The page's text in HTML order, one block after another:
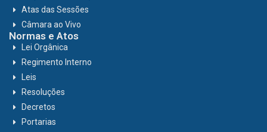
Atas das Sessões
Câmara ao Vivo
Normas e Atos
Lei Orgânica
Regimento Interno
Leis
Resoluções
Decretos
Portarias